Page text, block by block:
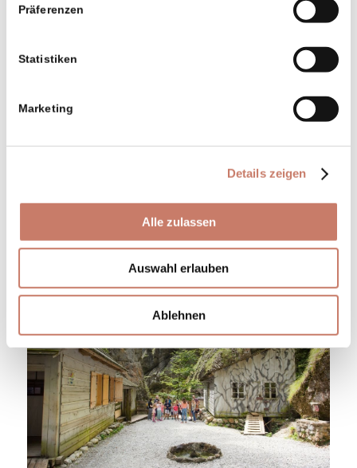
Präferenzen
Statistiken
Marketing
Details zeigen
Alle zulassen
Auswahl erlauben
Ablehnen
Naturbadeort Lajšt in Idrijska Bela
Bela).